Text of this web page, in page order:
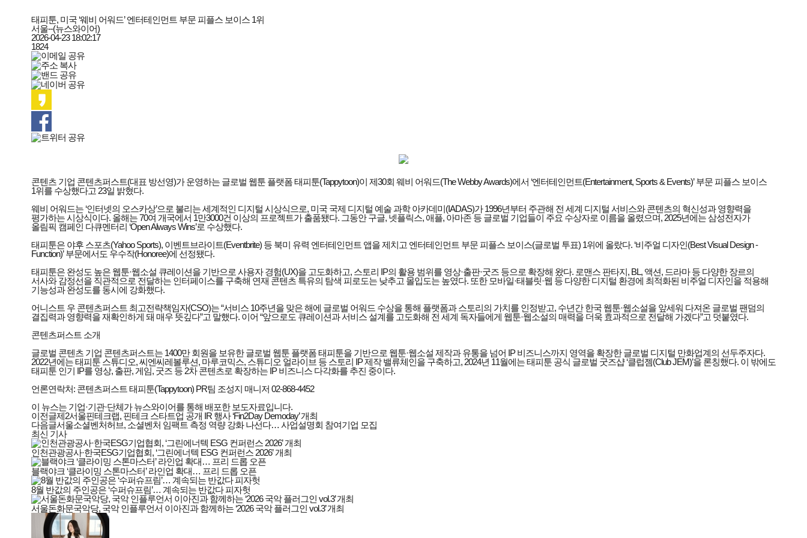
태피툰, 미국 ‘웨비 어워드’ 엔터테인먼트 부문 피플스 보이스 1위
서울--(뉴스와이어)
2026-04-23 18:02:17
1824
콘텐츠 기업 콘텐츠퍼스트(대표 방선영)가 운영하는 글로벌 웹툰 플랫폼 태피툰(Tappytoon)이 제30회 웨비 어워드(The Webby Awards)에서 ‘엔터테인먼트(Entertainment, Sports & Events)’ 부문 피플스 보이스
1위를 수상했다고 23일 밝혔다.
웨비 어워드는 ‘인터넷의 오스카상’으로 불리는 세계적인 디지털 시상식으로, 미국 국제 디지털 예술 과학 아카데미(IADAS)가 1996년부터 주관해 전 세계 디지털 서비스와 콘텐츠의 혁신성과 영향력을
평가하는 시상식이다. 올해는 70여 개국에서 1만3000건 이상의 프로젝트가 출품됐다. 그동안 구글, 넷플릭스, 애플, 아마존 등 글로벌 기업들이 주요 수상자로 이름을 올렸으며, 2025년에는 삼성전자가
올림픽 캠페인 다큐멘터리 ‘Open Always Wins’로 수상했다.
태피툰은 야후 스포츠(Yahoo Sports), 이벤트브라이트(Eventbrite) 등 북미 유력 엔터테인먼트 앱을 제치고 엔터테인먼트 부문 피플스 보이스(글로벌 투표) 1위에 올랐다. ‘비주얼 디자인(Best Visual Design -
Function)’ 부문에서도 우수작(Honoree)에 선정됐다.
태피툰은 완성도 높은 웹툰·웹소설 큐레이션을 기반으로 사용자 경험(UX)을 고도화하고, 스토리 IP의 활용 범위를 영상·출판·굿즈 등으로 확장해 왔다. 로맨스 판타지, BL, 액션, 드라마 등 다양한 장르의
서사와 감정선을 직관적으로 전달하는 인터페이스를 구축해 연재 콘텐츠 특유의 탐색 피로도는 낮추고 몰입도는 높였다. 또한 모바일·태블릿·웹 등 다양한 디지털 환경에 최적화된 비주얼 디자인을 적용해
기능성과 완성도를 동시에 강화했다.
어니스트 우 콘텐츠퍼스트 최고전략책임자(CSO)는 “서비스 10주년을 맞은 해에 글로벌 어워드 수상을 통해 플랫폼과 스토리의 가치를 인정받고, 수년간 한국 웹툰·웹소설을 앞세워 다져온 글로벌 팬덤의
결집력과 영향력을 재확인하게 돼 매우 뜻깊다”고 말했다. 이어 “앞으로도 큐레이션과 서비스 설계를 고도화해 전 세계 독자들에게 웹툰·웹소설의 매력을 더욱 효과적으로 전달해 가겠다”고 덧붙였다.
콘텐츠퍼스트 소개
글로벌 콘텐츠 기업 콘텐츠퍼스트는 1400만 회원을 보유한 글로벌 웹툰 플랫폼 태피툰을 기반으로 웹툰·웹소설 제작과 유통을 넘어 IP 비즈니스까지 영역을 확장한 글로벌 디지털 만화업계의 선두주자다.
2022년에는 태피툰 스튜디오, 씨엔씨레볼루션, 마루코믹스, 스튜디오 얼라이브 등 스토리 IP 제작 밸류체인을 구축하고, 2024년 11월에는 태피툰 공식 글로벌 굿즈샵 ‘클럽젬(Club JEM)’을 론칭했다. 이 밖에도
태피툰 인기 IP를 영상, 출판, 게임, 굿즈 등 2차 콘텐츠로 확장하는 IP 비즈니스 다각화를 추진 중이다.
언론연락처: 콘텐츠퍼스트 태피툰(Tappytoon) PR팀 조성지 매니저 02-868-4452
이 뉴스는 기업·기관·단체가 뉴스와이어를 통해 배포한 보도자료입니다.
이전글제2서울핀테크랩, 핀테크 스타트업 공개 IR 행사 ‘Fin2Day Demoday’ 개최
다음글서울소셜벤처허브, 소셜벤처 임팩트 측정 역량 강화 나선다… 사업설명회 참여기업 모집
최신 기사
인천관광공사·한국ESG기업협회, ‘그린에너텍 ESG 컨퍼런스 2026’ 개최
블랙야크 ‘클라이밍 스톤마스터’ 라인업 확대… 프리 드롭 오픈
8월 반값의 주인공은 ‘수퍼슈프림’… 계속되는 반값다 피자헛
서울돈화문국악당, 국악 인플루언서 이아진과 함께하는 ‘2026 국악 플러그인 vol.3’ 개최